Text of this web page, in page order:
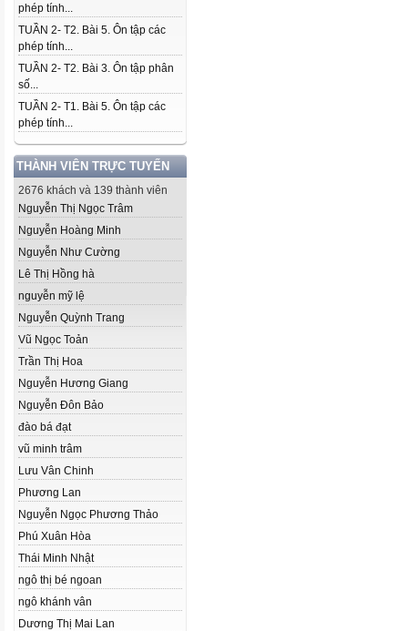
phép tính...
TUẦN 2- T2. Bài 5. Ôn tập các
phép tính...
TUẦN 2- T2. Bài 3. Ôn tập phân
số...
TUẦN 2- T1. Bài 5. Ôn tập các
phép tính...
THÀNH VIÊN TRỰC TUYẾN
2676 khách và 139 thành viên
Nguyễn Thị Ngọc Trâm
Nguyễn Hoàng Minh
Nguyễn Như Cường
Lê Thị Hồng hà
nguyễn mỹ lệ
Nguyễn Quỳnh Trang
Vũ Ngọc Toản
Trần Thị Hoa
Nguyễn Hương Giang
Nguyễn Đôn Bảo
đào bá đạt
vũ minh trâm
Lưu Vân Chinh
Phương Lan
Nguyễn Ngọc Phương Thảo
Phú Xuân Hòa
Thái Minh Nhật
ngô thị bé ngoan
ngô khánh vân
Dương Thị Mai Lan